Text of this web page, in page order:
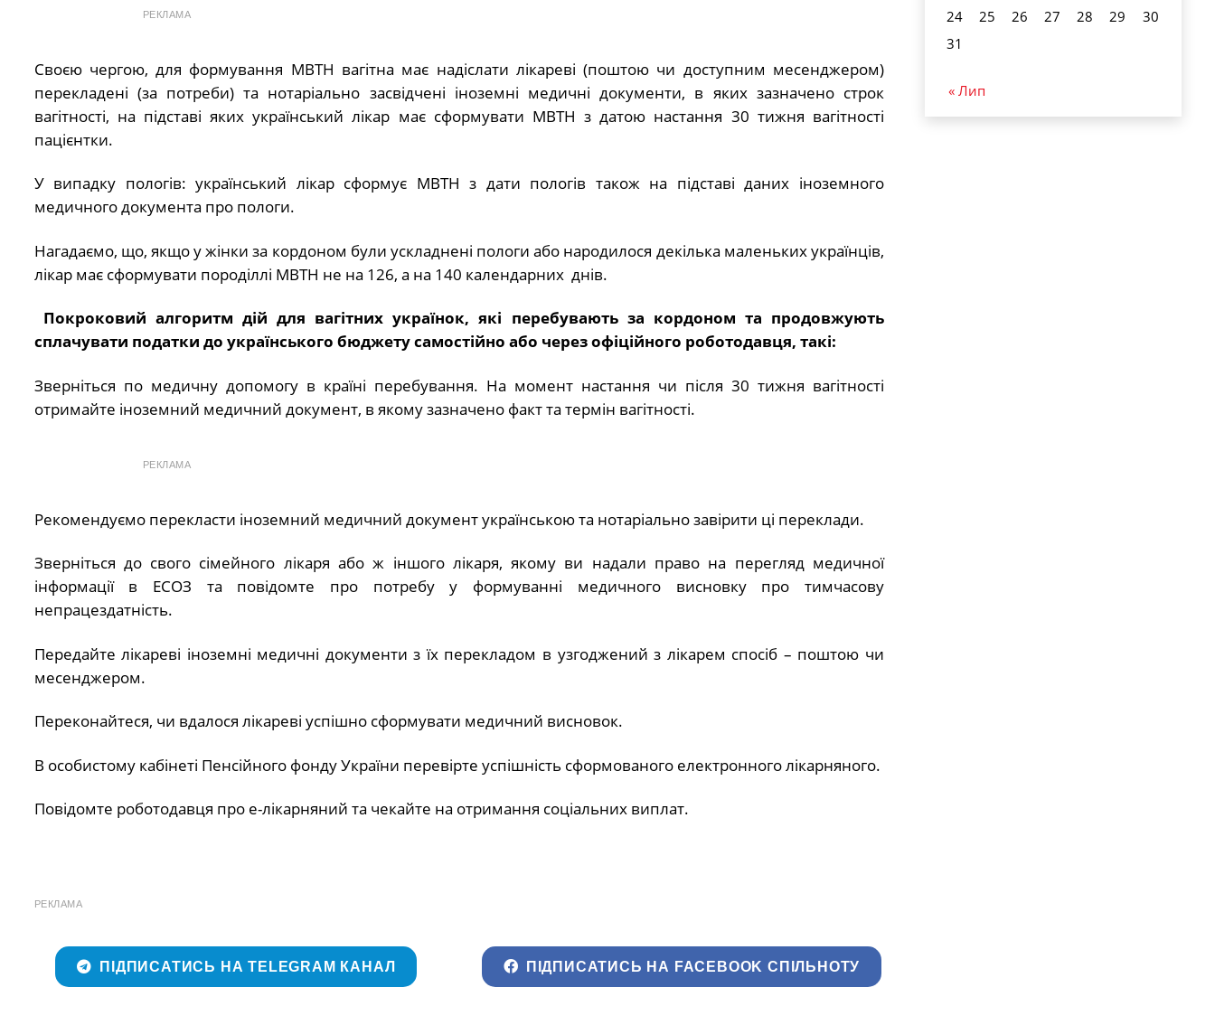
РЕКЛАМА
Своєю чергою, для формування МВТН вагітна має надіслати лікареві (поштою чи доступним месенджером)
перекладені (за потреби) та нотаріально засвідчені іноземні медичні документи, в яких зазначено строк
вагітності, на підставі яких український лікар має сформувати МВТН з датою настання 30 тижня вагітності
пацієнтки.
У випадку пологів: український лікар сформує МВТН з дати пологів також на підставі даних іноземного
медичного документа про пологи.
Нагадаємо, що, якщо у жінки за кордоном були ускладнені пологи або народилося декілька маленьких українців,
лікар має сформувати породіллі МВТН не на 126, а на 140 календарних днів.
Покроковий алгоритм дій для вагітних українок, які перебувають за кордоном та продовжують
сплачувати податки до українського бюджету самостійно або через офіційного роботодавця, такі:
Зверніться по медичну допомогу в країні перебування. На момент настання чи після 30 тижня вагітності
отримайте іноземний медичний документ, в якому зазначено факт та термін вагітності.
РЕКЛАМА
Рекомендуємо перекласти іноземний медичний документ українською та нотаріально завірити ці переклади.
Зверніться до свого сімейного лікаря або ж іншого лікаря, якому ви надали право на перегляд медичної
інформації в ЕСОЗ та повідомте про потребу у формуванні медичного висновку про тимчасову
непрацездатність.
Передайте лікареві іноземні медичні документи з їх перекладом в узгоджений з лікарем спосіб – поштою чи
месенджером.
Переконайтеся, чи вдалося лікареві успішно сформувати медичний висновок.
В особистому кабінеті Пенсійного фонду України перевірте успішність сформованого електронного лікарняного.
Повідомте роботодавця про е-лікарняний та чекайте на отримання соціальних виплат.
РЕКЛАМА
ПІДПИСАТИСЬ НА TELEGRAM КАНАЛ ПІДПИСАТИСЬ НА FACEBOOK СПІЛЬНОТУ
24
25 26 27 28 29
30
31
« Лип